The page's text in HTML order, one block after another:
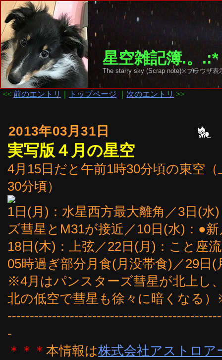
星空雑記簿.。
The starry sky (Scrap note)※ブラウザ
<< 前のエントリ トップページ 次のエントリ >>
2013年03月31日
実写版４月の星空
4月15日だと午前1時30分頃の東空
30分頃）
1日(月)：水星西方最大離角／3日(
ズ彗星とM31が接近／10日(水)：●
18日(木)：上弦／22日(月)：こと座
05時過ぎ部分月食(月没帯食)／29日
※4月はパンスターズ彗星が北上し
北の低空で彗星も徐々に暗くなる
-
＊＊＊ 本情報は株式会社アストロア